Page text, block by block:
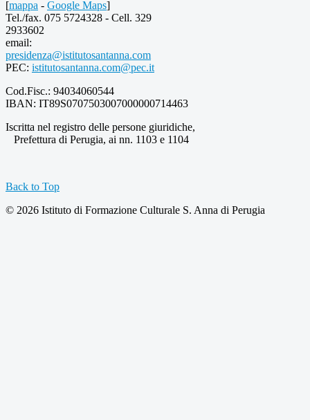
[mappa - Google Maps]
Tel./fax. 075 5724328 - Cell. 329
2933602
email:
presidenza@istitutosantanna.com
PEC: istitutosantanna.com@pec.it
Cod.Fisc.: 94034060544
IBAN: IT89S0707503007000000714463
Iscritta nel registro delle persone giuridiche,
Prefettura di Perugia, ai nn. 1103 e 1104
Back to Top
© 2026 Istituto di Formazione Culturale S. Anna di Perugia